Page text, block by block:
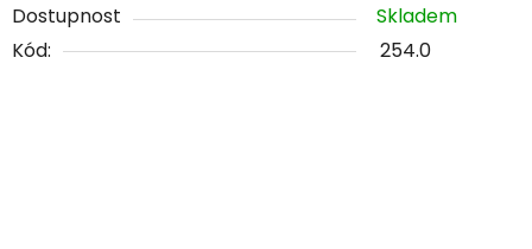
Dostupnost
Skladem
Kód:
254.0